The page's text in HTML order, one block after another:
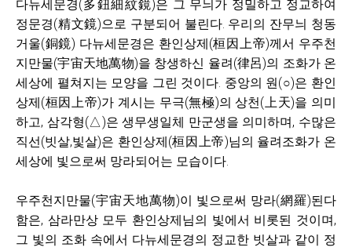
다뉴세문경(多鈕細紋鏡)은 그 무늬가 정밀하고 정교하여
정문경(精文鏡)으로 구분되어 불린다. 우리의 잔무늬 청동
거울(銅鏡) 다뉴세문경은 환인상제(桓因上帝)께서 우주천
지만물(宇宙天地萬物)을 창생하신 율려(律呂)의 조화가 온
세상에 펼쳐지는 모양을 그린 것이다. 중앙의 원(○)은 환인
상제(桓因上帝)가 계시는 무극(無極)의 상천(上天)을 의미
하고, 삼각형(△)은 생무생일체 만군생을 의미하며, 수많은
직선(빗살,빛살)은 환인상제(桓因上帝)님의 율려조화가 온
세상에 빛으로써 망라되어는 모습이다.
우주천지만물(宇宙天地萬物)이 빛으로써 망라(網羅)된다
함은, 삼라만상 모두 환인상제님의 빛에서 비롯된 것이며,
그 빛의 조화 속에서 다뉴세문경의 정교한 빗살과 같이 정